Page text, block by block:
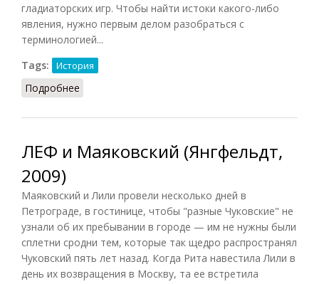
гладиаторских игр. Чтобы найти истоки какого-либо
явления, нужно первым делом разобраться с
терминологией...
Tags:
История
Подробнее
ЛЕФ и Маяковский (Янгфельдт,
2009)
Маяковский и Лили провели несколько дней в
Петрограде, в гостинице, чтобы "разные Чуковские" не
узнали об их пребывании в городе — им не нужны были
сплетни сродни тем, которые так щедро распространял
Чуковский пять лет назад. Когда Рита навестила Лили в
день их возвращения в Москву, та ее встретила